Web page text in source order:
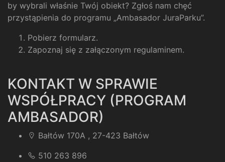
by wybrali właśnie Twój obiekt? Zgłoś nam chęć
przystąpienia do programu „Ambasador JuraParku”.
Pobierz formularz.
Zapoznaj się z załączonym regulaminem.
KONTAKT W SPRAWIE
WSPÓŁPRACY (PROGRAM
AMBASADOR)
Bałtów 170A , 27-423 Bałtów
510 263 896